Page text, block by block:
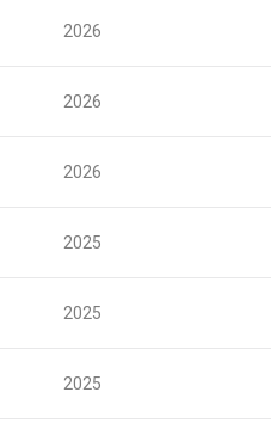
2026
2026
2026
2025
2025
2025